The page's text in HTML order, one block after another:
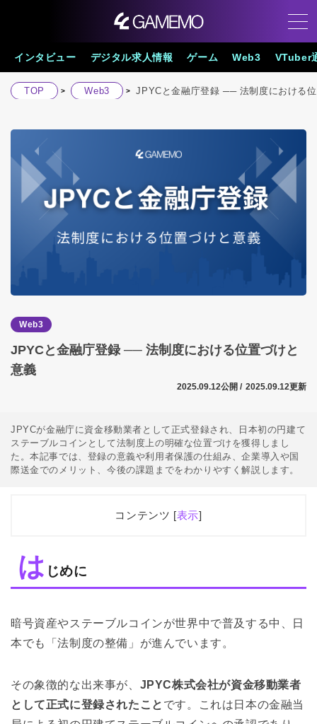
インタビュー デジタル求人情報 ゲーム Web3 VTuber
TOP Web3 JPYCと金融庁登録 ── 法制度における
Web3
JPYCと金融庁登録 ── 法制度における位置づけと
意義
2025.09.12公開 / 2025.09.12更新
JPYCが金融庁に資金移動業者として正式登録され、日本初の円建て
ステーブルコインとして法制度上の明確な位置づけを獲得しまし
た。本記事では、登録の意義や利用者保護の仕組み、企業導入や国
際送金でのメリット、今後の課題までをわかりやすく解説します。
コンテンツ [表示]
2 JPYCの金融庁登録とは？
3 金融庁登録の意義
5 利用者・企業にとってのメリット
7 まとめ
は じめに
暗号資産やステーブルコインが世界中で普及する中、日
本でも「法制度の整備」が進んでいます。
その象徴的な出来事が、 JPYC株式会社が資金移動業者
として正式に登録されたこと です。これは日本の金融当